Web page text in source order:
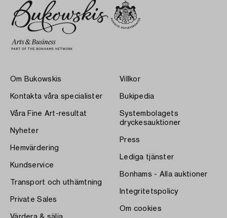
Om Bukowskis
Kontakta våra specialister
Våra Fine Art-resultat
Nyheter
Hemvärdering
Kundservice
Transport och uthämtning
Private Sales
Villkor
Bukipedia
Systembolagets
dryckesauktioner
Press
Lediga tjänster
Bonhams - Alla auktioner
Integritetspolicy
Om cookies